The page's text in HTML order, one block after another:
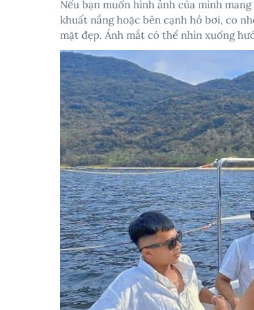
Nếu bạn muốn hình ảnh của mình
khuất nắng hoặc bên cạnh hồ bơi, co
mặt đẹp. Ánh mắt có thể nhìn xuống